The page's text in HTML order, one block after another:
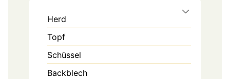
Herd
Topf
Schüssel
Backblech